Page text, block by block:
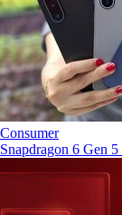
Consumer
Snapdragon 6 Gen